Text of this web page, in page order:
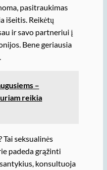
pasitraukimas
išeitis. Reikėtų
ir savo partneriui į
Bene geriausia
–
reikia
Tai seksualinės
padeda grąžinti
konsultuoja